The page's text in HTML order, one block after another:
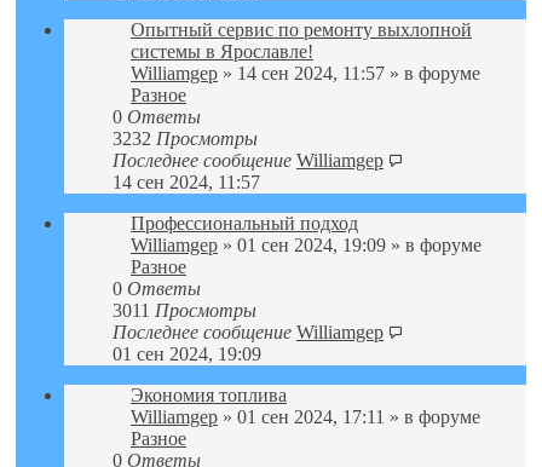
Опытный сервис по ремонту выхлопной
системы в Ярославле!
Williamgep » 14 сен 2024, 11:57 » в форуме
Разное
0 Ответы
3232 Просмотры
Последнее сообщение Williamgep
14 сен 2024, 11:57
Профессиональный подход
Williamgep » 01 сен 2024, 19:09 » в форуме
Разное
0 Ответы
3011 Просмотры
Последнее сообщение Williamgep
01 сен 2024, 19:09
Экономия топлива
Williamgep » 01 сен 2024, 17:11 » в форуме
Разное
0 Ответы